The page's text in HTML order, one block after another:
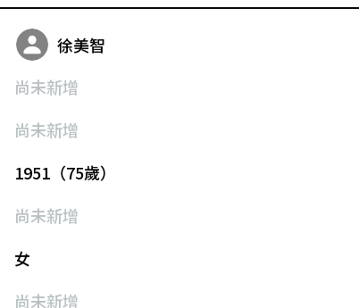
徐美智
尚未新增
尚未新增
1951（75歲）
尚未新增
女
尚未新增